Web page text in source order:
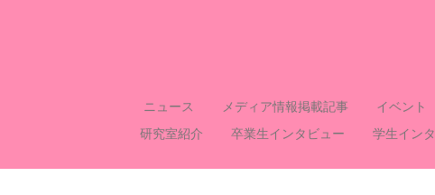
キ
ニュース メディア情報掲載記事 イベント
研究室紹介
卒業生インタビュー 学生イン